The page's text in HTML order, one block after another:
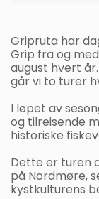
Gripruta har
Grip fra og
august hvert
går vi to turer
I løpet av
og tilreisende
historiske
Dette er turen
på Nordmøre,
kystkulturens